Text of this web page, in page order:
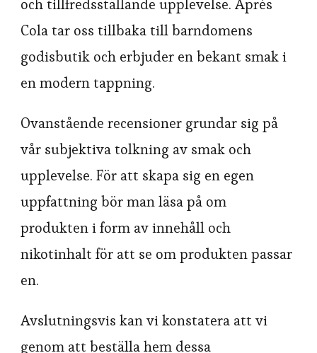
och tillfredsställande upplevelse. Après
Cola tar oss tillbaka till barndomens
godisbutik och erbjuder en bekant smak i
en modern tappning.
Ovanstående recensioner grundar sig på
vår subjektiva tolkning av smak och
upplevelse. För att skapa sig en egen
uppfattning bör man läsa på om
produkten i form av innehåll och
nikotinhalt för att se om produkten passar
en.
Avslutningsvis kan vi konstatera att vi
genom att beställa hem dessa